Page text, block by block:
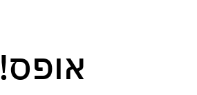
אופס!